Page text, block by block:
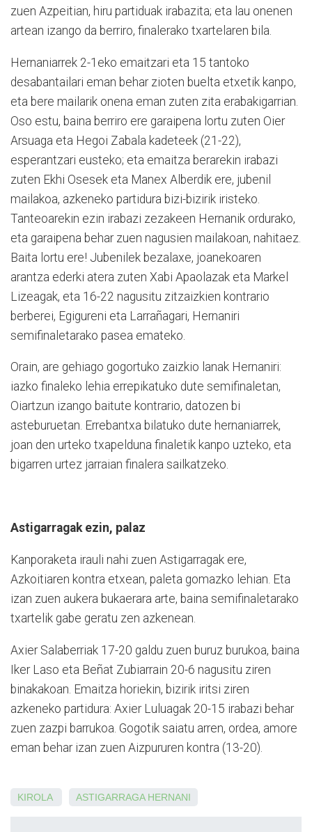
zuen Azpeitian, hiru partiduak irabazita; eta lau onenen
artean izango da berriro, finalerako txartelaren bila.
Hernaniarrek 2-1eko emaitzari eta 15 tantoko
desabantailari eman behar zioten buelta etxetik kanpo,
eta bere mailarik onena eman zuten zita erabakigarrian.
Oso estu, baina berriro ere garaipena lortu zuten Oier
Arsuaga eta Hegoi Zabala kadeteek (21-22),
esperantzari eusteko; eta emaitza berarekin irabazi
zuten Ekhi Osesek eta Manex Alberdik ere, jubenil
mailakoa, azkeneko partidura bizi-bizirik iristeko.
Tanteoarekin ezin irabazi zezakeen Hernanik ordurako,
eta garaipena behar zuen nagusien mailakoan, nahitaez.
Baita lortu ere! Jubenilek bezalaxe, joanekoaren
arantza ederki atera zuten Xabi Apaolazak eta Markel
Lizeagak, eta 16-22 nagusitu zitzaizkien kontrario
berberei, Egigureni eta Larrañagari, Hernaniri
semifinaletarako pasea emateko.
Orain, are gehiago gogortuko zaizkio lanak Hernaniri:
iazko finaleko lehia errepikatuko dute semifinaletan,
Oiartzun izango baitute kontrario, datozen bi
asteburuetan. Errebantxa bilatuko dute hernaniarrek,
joan den urteko txapelduna finaletik kanpo uzteko, eta
bigarren urtez jarraian finalera sailkatzeko.
Astigarragak ezin, palaz
Kanporaketa irauli nahi zuen Astigarragak ere,
Azkoitiaren kontra etxean, paleta gomazko lehian. Eta
izan zuen aukera bukaerara arte, baina semifinaletarako
txartelik gabe geratu zen azkenean.
Axier Salaberriak 17-20 galdu zuen buruz burukoa, baina
Iker Laso eta Beñat Zubiarrain 20-6 nagusitu ziren
binakakoan. Emaitza horiekin, bizirik iritsi ziren
azkeneko partidura: Axier Luluagak 20-15 irabazi behar
zuen zazpi barrukoa. Gogotik saiatu arren, ordea, amore
eman behar izan zuen Aizpururen kontra (13-20).
KIROLA ASTIGARRAGA HERNANI